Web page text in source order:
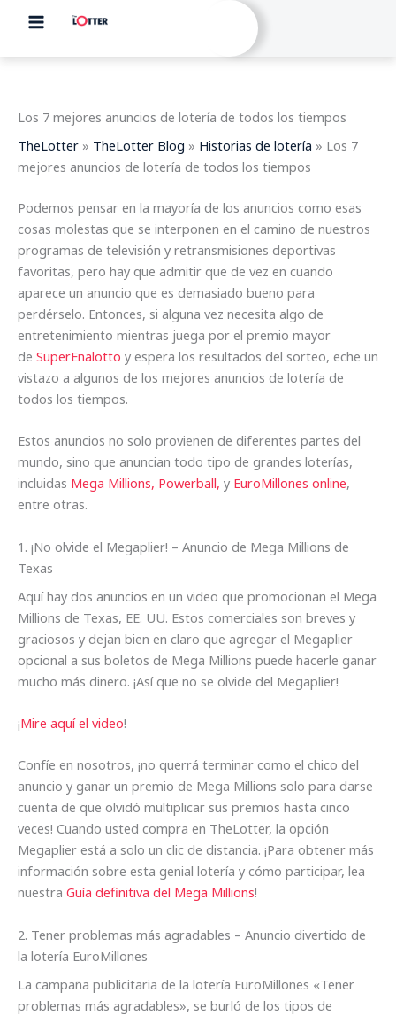
contenido
Los 7 mejores anuncios de lotería de todos los tiempos
TheLotter » TheLotter Blog » Historias de lotería » Los 7
mejores anuncios de lotería de todos los tiempos
Podemos pensar en la mayoría de los anuncios como esas
cosas molestas que se interponen en el camino de nuestros
programas de televisión y retransmisiones deportivas
favoritas, pero hay que admitir que de vez en cuando
aparece un anuncio que es demasiado bueno para
perdérselo. Entonces, si alguna vez necesita algo de
entretenimiento mientras juega por el premio mayor
de SuperEnalotto y espera los resultados del sorteo, eche un
vistazo a algunos de los mejores anuncios de lotería de
todos los tiempos.
Estos anuncios no solo provienen de diferentes partes del
mundo, sino que anuncian todo tipo de grandes loterías,
incluidas Mega Millions, Powerball, y EuroMillones online,
entre otras.
1. ¡No olvide el Megaplier! – Anuncio de Mega Millions de
Texas
Aquí hay dos anuncios en un video que promocionan el Mega
Millions de Texas, EE. UU. Estos comerciales son breves y
graciosos y dejan bien en claro que agregar el Megaplier
opcional a sus boletos de Mega Millions puede hacerle ganar
mucho más dinero. ¡Así que no se olvide del Megaplier!
¡Mire aquí el video!
Confíe en nosotros, ¡no querrá terminar como el chico del
anuncio y ganar un premio de Mega Millions solo para darse
cuenta de que olvidó multiplicar sus premios hasta cinco
veces! Cuando usted compra en TheLotter, la opción
Megaplier está a solo un clic de distancia. ¡Para obtener más
información sobre esta genial lotería y cómo participar, lea
nuestra Guía definitiva del Mega Millions!
2. Tener problemas más agradables – Anuncio divertido de
la lotería EuroMillones
La campaña publicitaria de la lotería EuroMillones «Tener
problemas más agradables», se burló de los tipos de